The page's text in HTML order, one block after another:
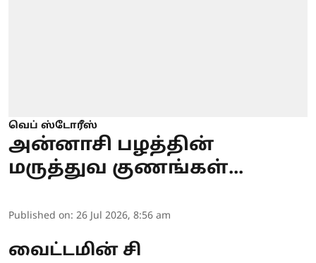
வெப் ஸ்டோரீஸ்
அன்னாசி பழத்தின்
மருத்துவ குணங்கள்...
Published on: 26 Jul 2026, 8:56 am
வைட்டமின் சி